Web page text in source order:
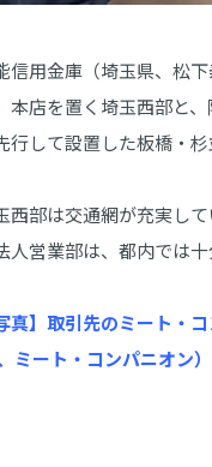
信用金庫（埼玉県、松
本店を置く埼玉西部と
行して設置した板橋・
西部は交通網が充実し
人営業部は、都内では
写真】取引先のミート・
ミート・コンパニオン）